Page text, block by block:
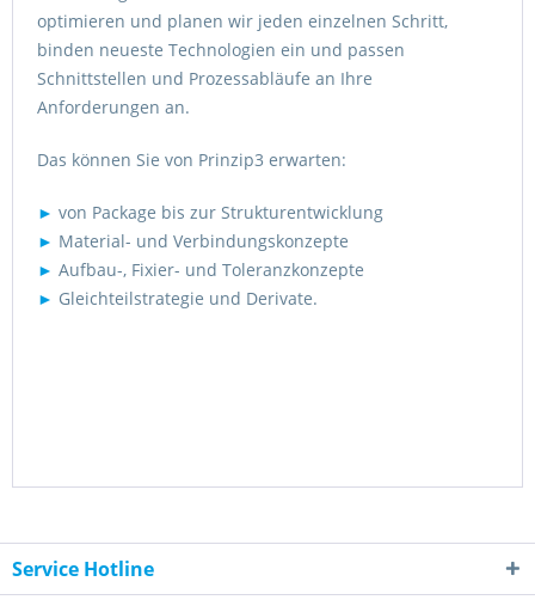
optimieren und planen wir jeden einzelnen Schritt,
binden neueste Technologien ein und passen
Schnittstellen und Prozessabläufe an Ihre
Anforderungen an.
Das können Sie von Prinzip3 erwarten:
► von Package bis zur Strukturentwicklung
► Material- und Verbindungskonzepte
► Aufbau-, Fixier- und Toleranzkonzepte
► Gleichteilstrategie und Derivate.
Service Hotline